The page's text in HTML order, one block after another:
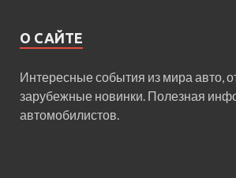
О САЙТЕ
Интересные события из мира авто,
зарубежные новинки. Полезная
автомобилистов.